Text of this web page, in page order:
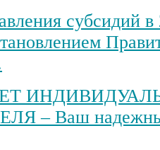
субсидий в
– Ваш